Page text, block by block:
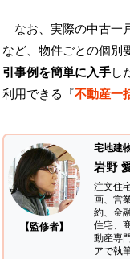
なお、実際の中古一
など、物件ごとの個別
引事例を簡単に入手し
利用できる『不動産一
【監修者】
宅地建
岩野
注文住
画、営
約、金
住宅、
動産専
アで執